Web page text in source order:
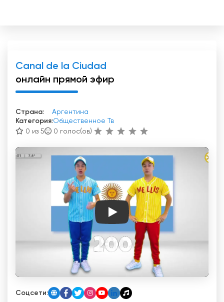
Canal de la Ciudad
онлайн прямой эфир
Страна:
Аргентина
Категория:Общественное Тв
0 из 5
0 голос(ов)
Соцсети: